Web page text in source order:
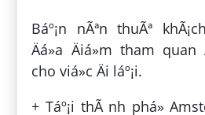
Báº¡n nÃªn thuÃª
Äá»a Äiá»m tham quan
cho viá»c Äi láº¡i.
+ Táº¡i thÃ nh phá»